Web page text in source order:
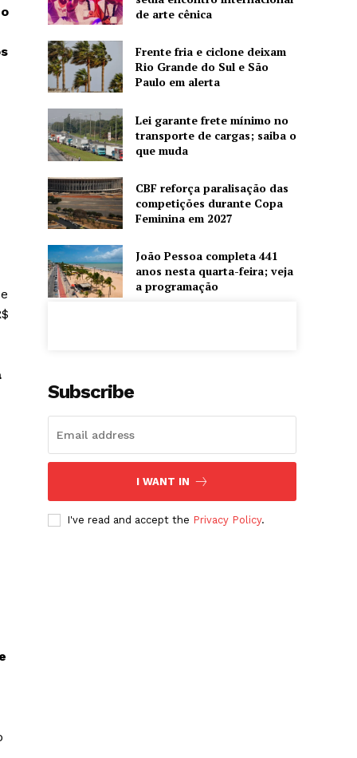
de arte cênica
Frente fria e ciclone deixam
Rio Grande do Sul e São
Paulo em alerta
Lei garante frete mínimo no
transporte de cargas; saiba o
que muda
CBF reforça paralisação das
competições durante Copa
Feminina em 2027
João Pessoa completa 441
anos nesta quarta-feira; veja
a programação
Subscribe
I WANT IN
I've read and accept the Privacy Policy.